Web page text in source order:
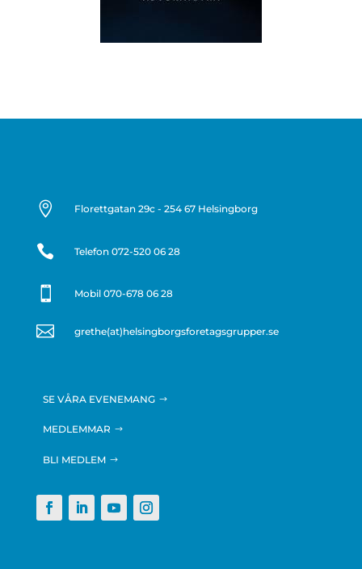
 Florettgatan 29c - 254 67 Helsingborg
 Telefon 072-520 06 28
 Mobil 070-678 06 28
 grethe(at)helsingborgsforetagsgrupper.se
SE VÅRA EVENEMANG
MEDLEMMAR
BLI MEDLEM